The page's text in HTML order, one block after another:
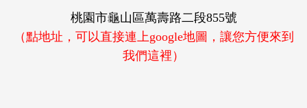
桃園市龜山區萬壽路二段855號
（點地址，可以直接連上google地圖，讓您方便來到
我們這裡）